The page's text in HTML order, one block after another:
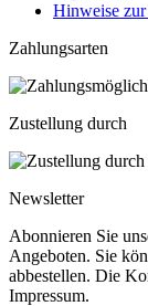
Hinweise
Zahlungsarten
Zustellung durch
Newsletter
Abonnieren Sie
Angeboten. Sie
abbestellen. Die
Impressum.